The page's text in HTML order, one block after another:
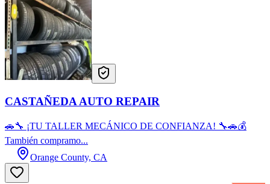
CASTAÑEDA AUTO REPAIR
🚗🔧 ¡TU TALLER MECÁNICO DE CONFIANZA! 🔧🚗💰
También compramo...
Orange County, CA